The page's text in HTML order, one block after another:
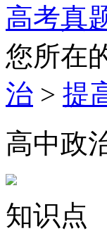
高考真
您所在
治 > 提
高中政
知识点